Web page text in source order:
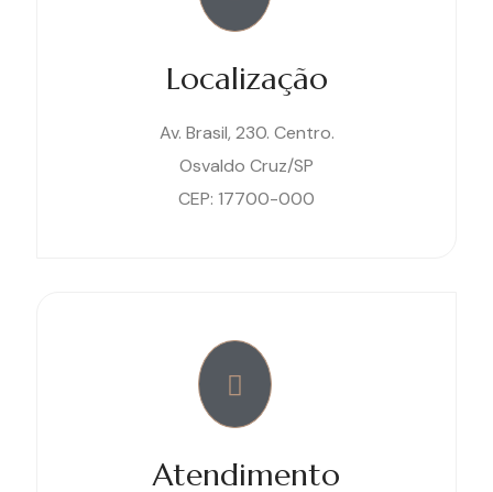
Localização
Av. Brasil, 230. Centro.
Osvaldo Cruz/SP
CEP: 17700-000
Atendimento